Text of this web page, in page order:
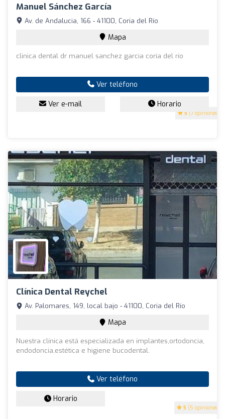
Manuel Sánchez García
5 (7 opiniones)
Av. de Andalucia, 166 - 41100, Coria del Río
Mapa
clinica dental dr manuel sanchez garcia coria del rio
Ver teléfono
Ver e-mail Horario
Clínica Dental Reychel
5 (5 opiniones)
Av. Palomares, 149, local bajo - 41100, Coria del Río
Mapa
Nuestra clínica está especializada en implantes,ortodoncia,
endodoncia,estética e higiene bucodental.
Ver teléfono
Horario